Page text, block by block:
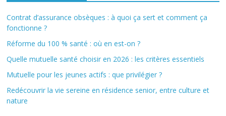
Contrat d’assurance obsèques : à quoi ça sert et comment ça
fonctionne ?
Réforme du 100 % santé : où en est-on ?
Quelle mutuelle santé choisir en 2026 : les critères essentiels
Mutuelle pour les jeunes actifs : que privilégier ?
Redécouvrir la vie sereine en résidence senior, entre culture et
nature